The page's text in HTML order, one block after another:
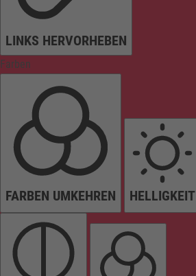
LINKS HERVORHEBEN
Farben
FARBEN UMKEHREN HELLIGKEIT